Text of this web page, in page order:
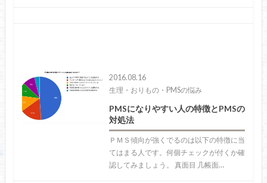
2016.08.16
生理・おりもの・PMSの悩み
PMSになりやすい人の特徴とPMSの
対処法
ＰＭＳ傾向が強くでるのは以下の特徴に当
てはまる人です。何個チェックが付くか確
認してみましょう。 真面目 几帳面…